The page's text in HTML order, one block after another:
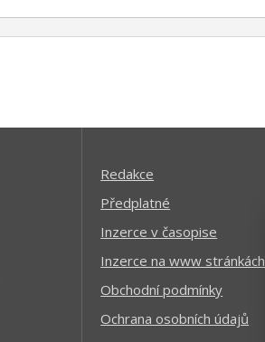
Redakce
Předplatné
Inzerce v časopise
Inzerce na www stránkách
Obchodní podmínky
Ochrana osobních údajů